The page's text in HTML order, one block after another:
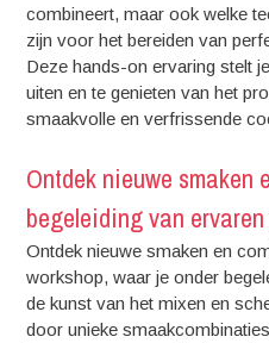
combineert, maar ook welke
zijn voor het bereiden van
Deze hands-on ervaring stelt
uiten en te genieten van het
smaakvolle en verfrissende
Ontdek nieuwe smaken
begeleiding van
Ontdek nieuwe smaken en
workshop, waar je onder
de kunst van het mixen en
door unieke